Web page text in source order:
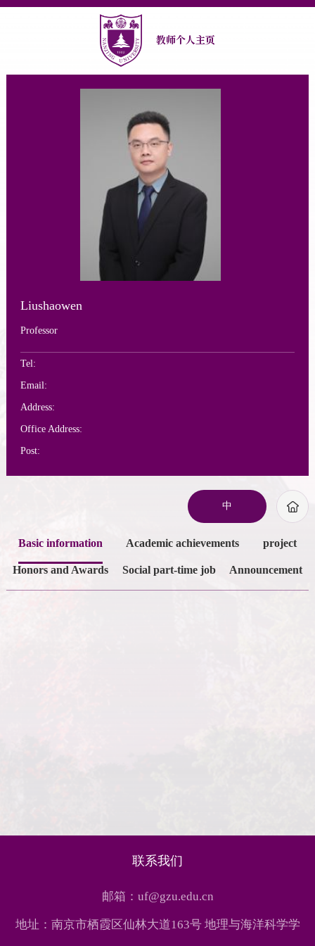
教师个人主页
Liushaowen
Professor
Tel:
Email:
Address:
Office Address:
Post:
Basic information Academic achievements project
Honors and Awards Social part-time job Announcement
中
联系我们
邮箱：uf@gzu.edu.cn
地址：南京市栖霞区仙林大道163号 地理与海洋科学学